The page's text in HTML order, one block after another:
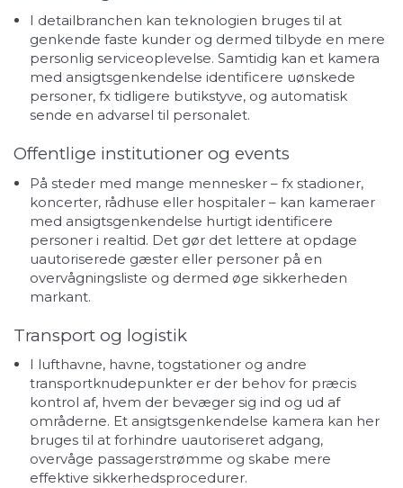
I detailbranchen kan teknologien bruges til at
genkende faste kunder og dermed tilbyde en mere
personlig serviceoplevelse. Samtidig kan et kamera
med ansigtsgenkendelse identificere uønskede
personer, fx tidligere butikstyve, og automatisk
sende en advarsel til personalet.
Offentlige institutioner og events
På steder med mange mennesker – fx stadioner,
koncerter, rådhuse eller hospitaler – kan kameraer
med ansigtsgenkendelse hurtigt identificere
personer i realtid. Det gør det lettere at opdage
uautoriserede gæster eller personer på en
overvågningsliste og dermed øge sikkerheden
markant.
Transport og logistik
I lufthavne, havne, togstationer og andre
transportknudepunkter er der behov for præcis
kontrol af, hvem der bevæger sig ind og ud af
områderne. Et ansigtsgenkendelse kamera kan her
bruges til at forhindre uautoriseret adgang,
overvåge passagerstrømme og skabe mere
effektive sikkerhedsprocedurer.